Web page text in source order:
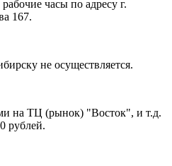
часы по адресу г.
167.
не осуществляется.
на ТЦ (рынок) "Восток", и т.д.
рублей.